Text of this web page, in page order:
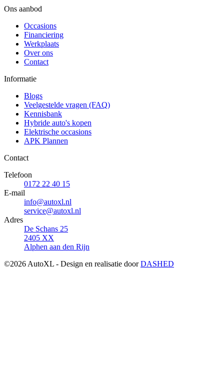
Ons aanbod
Occasions
Financiering
Werkplaats
Over ons
Contact
Informatie
Blogs
Veelgestelde vragen (FAQ)
Kennisbank
Hybride auto's kopen
Elektrische occasions
APK Plannen
Contact
Telefoon
0172 22 40 15
E-mail
info@autoxl.nl
service@autoxl.nl
Adres
De Schans 25
2405 XX
Alphen aan den Rijn
©2026 AutoXL - Design en realisatie doorDASHED